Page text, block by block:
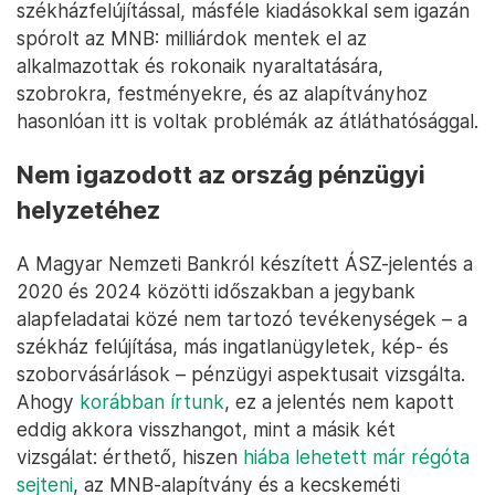
székházfelújítással, másféle kiadásokkal sem igazán
spórolt az MNB: milliárdok mentek el az
alkalmazottak és rokonaik nyaraltatására,
szobrokra, festményekre, és az alapítványhoz
hasonlóan itt is voltak problémák az átláthatósággal.
Nem igazodott az ország pénzügyi
helyzetéhez
A Magyar Nemzeti Bankról készített ÁSZ-jelentés a
2020 és 2024 közötti időszakban a jegybank
alapfeladatai közé nem tartozó tevékenységek – a
székház felújítása, más ingatlanügyletek, kép- és
szoborvásárlások – pénzügyi aspektusait vizsgálta.
Ahogy korábban írtunk, ez a jelentés nem kapott
eddig akkora visszhangot, mint a másik két
vizsgálat: érthető, hiszen hiába lehetett már régóta
sejteni, az MNB-alapítvány és a kecskeméti